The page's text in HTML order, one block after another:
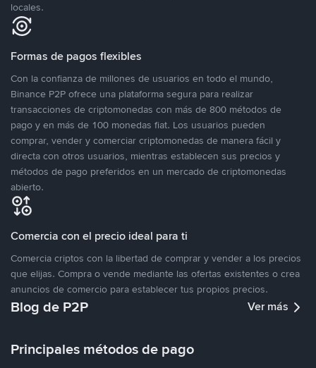
locales.
Formas de pagos flexibles
Con la confianza de millones de usuarios en todo el mundo,
Binance P2P ofrece una plataforma segura para realizar
transacciones de criptomonedas con más de 800 métodos de
pago y en más de 100 monedas fiat. Los usuarios pueden
comprar, vender y comerciar criptomonedas de manera fácil y
directa con otros usuarios, mientras establecen sus precios y
métodos de pago preferidos en un mercado de criptomonedas
abierto.
Comercia con el precio ideal para ti
Comercia criptos con la libertad de comprar y vender a los precios
que elijas. Compra o vende mediante las ofertas existentes o crea
anuncios de comercio para establecer tus propios precios.
Blog de P2P Ver más
Principales métodos de pago